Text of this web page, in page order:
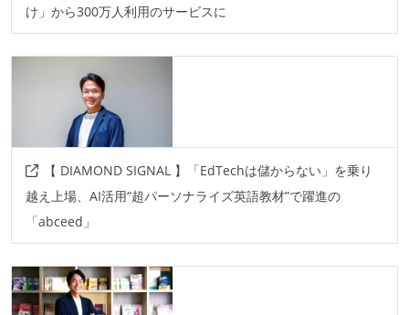
github
情報共有ツール
slack
google-meet
gather zoom
g-suite
office
swiftpm avfoundation
swiftui
その他、現場で使われている技術
言語
け」から300万人利用のサービスに
【 DIAMOND SIGNAL 】「EdTechは儲からない」を乗り
越え上場、AI活用“超パーソナライズ英語教材”で躍進の
「abceed」